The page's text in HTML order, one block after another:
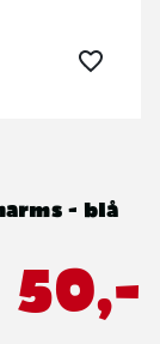
- blå
50,-